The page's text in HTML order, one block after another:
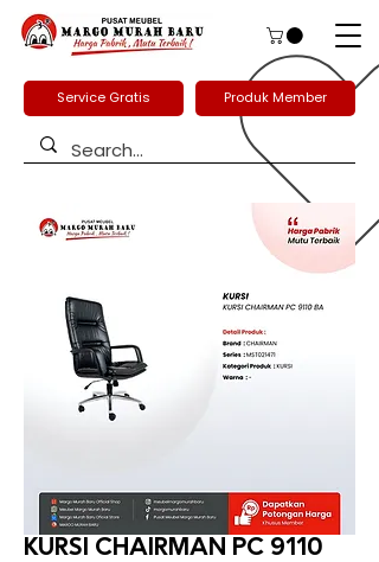
Service Gratis Produk Member
KURSI CHAIRMAN PC 9110